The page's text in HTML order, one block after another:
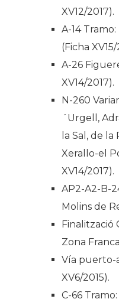
XV12/2017).
A-14
(Ficha XV15/
A-26
XV14/2017).
N-260
´Urgell,
la Sal, de
Xerallo-el
XV14/2017).
AP2-A2-B-
Molins de
Finalització
Zona
Vía puerto-
XV6/2015).
C-66